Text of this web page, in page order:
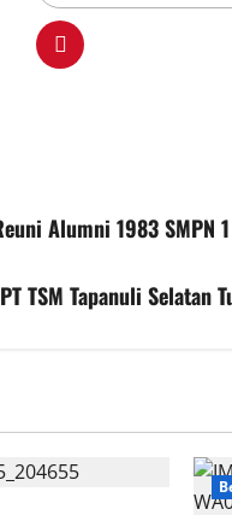
Alumni 1983 SMPN
TSM Tapanuli